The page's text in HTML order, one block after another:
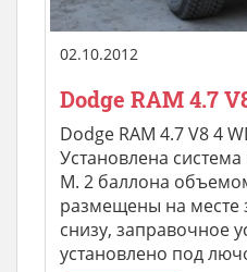
02.10.2012
Dodge RAM 4.7
Dodge RAM 4.7 V8 4
Установлена
M. 2 баллона
размещены на месте
снизу, заправочное
установлено под